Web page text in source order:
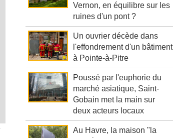
Vernon, en équilibre sur les
ruines d'un pont ?
Un ouvrier décède dans
l'effondrement d'un bâtiment
à Pointe-à-Pitre
Poussé par l'euphorie du
marché asiatique, Saint-
Gobain met la main sur
deux acteurs locaux
Au Havre, la maison "la